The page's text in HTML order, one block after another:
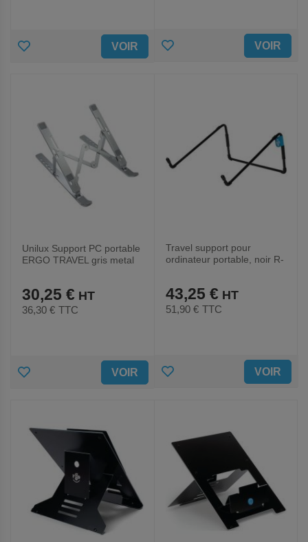
AJOUTER VOIR AJOUTER VOIR
Unilux Support PC portable
ERGO TRAVEL gris metal
30,25 €
36,30 € TTC
AJOUTER VOIR
Travel support pour
ordinateur portable, noir R-
43,25 €
51,90 € TTC
AJOUTER VOIR